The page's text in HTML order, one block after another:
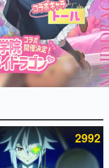
2992